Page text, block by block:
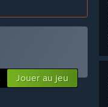
Jouer au jeu